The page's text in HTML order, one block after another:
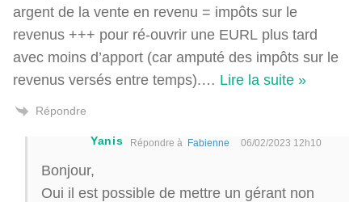
argent de la vente en revenu = impôts sur le
revenus +++ pour ré-ouvrir une EURL plus tard
avec moins d’apport (car amputé des impôts sur le
revenus versés entre temps).… Lire la suite »
Répondre
Yanis Répondre à Fabienne 06/02/2023 12h10
Bonjour,
Oui il est possible de mettre un gérant non